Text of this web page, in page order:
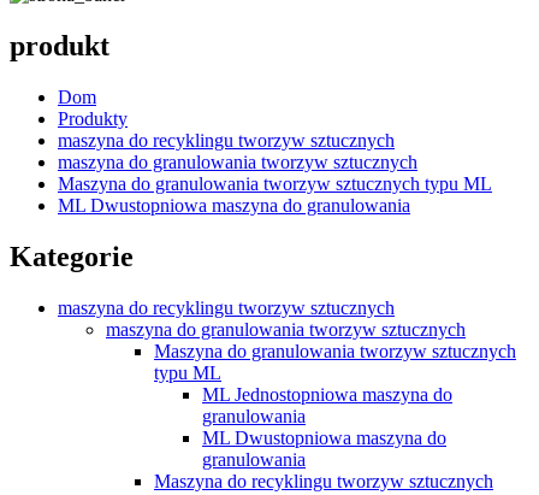
produkt
Dom
Produkty
maszyna do recyklingu tworzyw sztucznych
maszyna do granulowania tworzyw sztucznych
Maszyna do granulowania tworzyw sztucznych typu ML
ML Dwustopniowa maszyna do granulowania
Kategorie
maszyna do recyklingu tworzyw sztucznych
maszyna do granulowania tworzyw sztucznych
Maszyna do granulowania tworzyw sztucznych
typu ML
ML Jednostopniowa maszyna do
granulowania
ML Dwustopniowa maszyna do
granulowania
Maszyna do recyklingu tworzyw sztucznych